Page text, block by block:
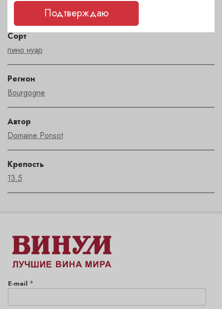
Франция
Сорт
пино нуар
Регион
Bourgogne
Автор
Domaine Ponsot
Крепость
13.5
E-mail *
Подтверждаю